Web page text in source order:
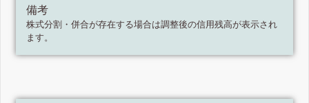
備考
株式分割・併合が存在する場合は調整後の信用残高が表示され
ます。